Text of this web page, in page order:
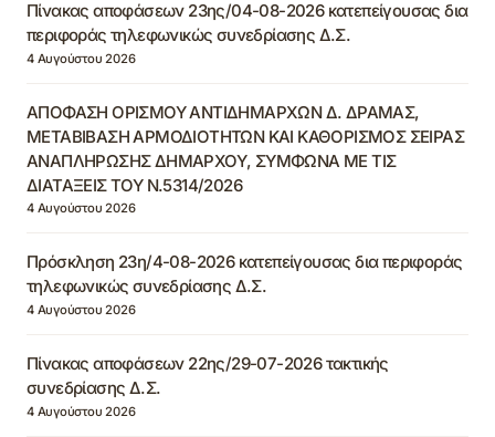
Πίνακας αποφάσεων 23ης/04-08-2026 κατεπείγουσας δια
περιφοράς τηλεφωνικώς συνεδρίασης Δ.Σ.
4 Αυγούστου 2026
ΑΠΟΦΑΣΗ ΟΡΙΣΜΟΥ ΑΝΤΙΔΗΜΑΡΧΩΝ Δ. ΔΡΑΜΑΣ,
ΜΕΤΑΒΙΒΑΣΗ ΑΡΜΟΔΙΟΤΗΤΩΝ ΚΑΙ ΚΑΘΟΡΙΣΜΟΣ ΣΕΙΡΑΣ
ΑΝΑΠΛΗΡΩΣΗΣ ΔΗΜΑΡΧΟΥ, ΣΥΜΦΩΝΑ ΜΕ ΤΙΣ
ΔΙΑΤΑΞΕΙΣ ΤΟΥ Ν.5314/2026
4 Αυγούστου 2026
Πρόσκληση 23η/4-08-2026 κατεπείγουσας δια περιφοράς
τηλεφωνικώς συνεδρίασης Δ.Σ.
4 Αυγούστου 2026
Πίνακας αποφάσεων 22ης/29-07-2026 τακτικής
συνεδρίασης Δ.Σ.
4 Αυγούστου 2026